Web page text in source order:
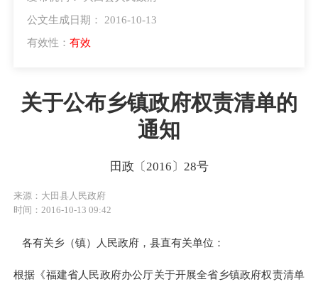
公文生成日期： 2016-10-13
有效性： 有效
关于公布乡镇政府权责清单的
通知
田政〔2016〕28号
来源：大田县人民政府
时间：2016-10-13 09:42
各有关乡（镇）人民政府，县直有关单位：
根据《福建省人民政府办公厅关于开展全省乡镇政府权责清单